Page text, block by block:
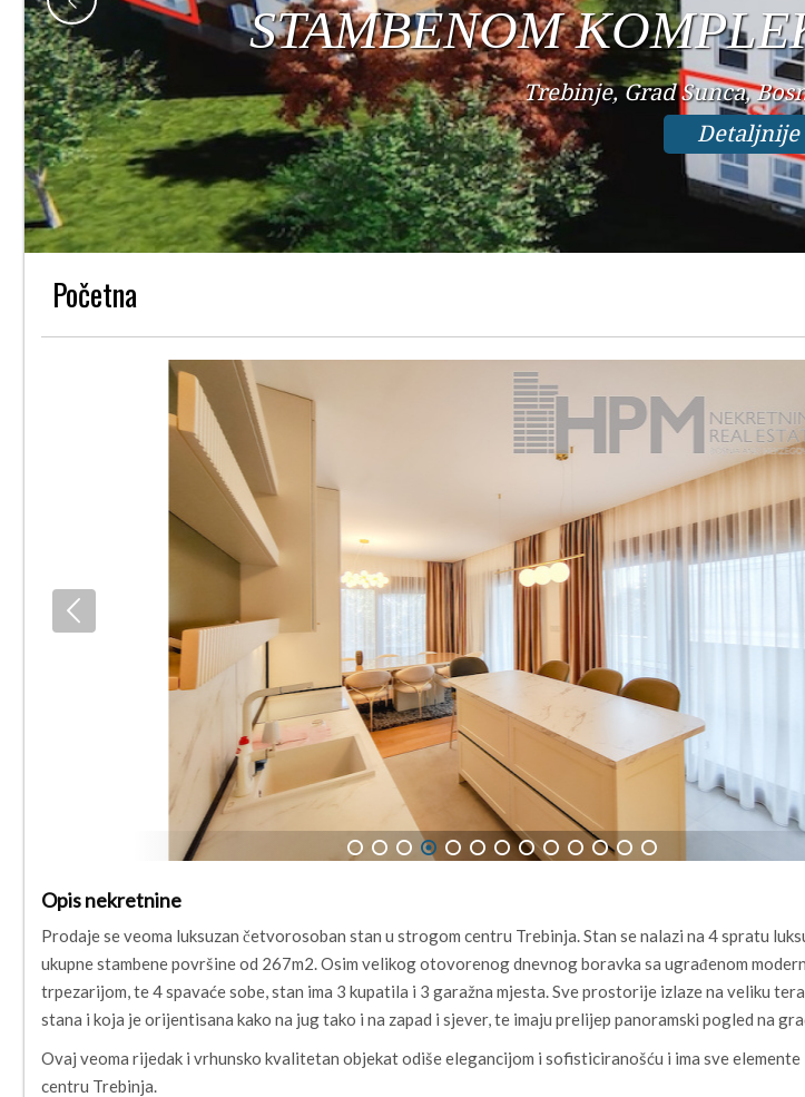
Trebinje, Centar,
Detaljnije
Početna
1 2 3 4 5 6 7 8 9 10 11 12 13
Opis nekretnine
Prodaje se veoma luksuzan četvorosoban stan u strogom centru Trebinja. Stan se nalazi na 4 spratu
ukupne stambene površine od 267m2. Osim velikog otovorenog dnevnog boravka sa ugrađenom
trpezarijom, te 4 spavaće sobe, stan ima 3 kupatila i 3 garažna mjesta. Sve prostorije izlaze na veliku
stana i koja je orijentisana kako na jug tako i na zapad i sjever, te imaju prelijep panoramski pogled na
Ovaj veoma rijedak i vrhunsko kvalitetan objekat odiše elegancijom i sofisticiranošću i ima sve
centru Trebinja.